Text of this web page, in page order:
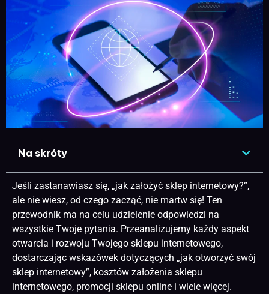
Na skróty
Jeśli zastanawiasz się, „jak założyć sklep internetowy?”,
ale nie wiesz, od czego zacząć, nie martw się! Ten
przewodnik ma na celu udzielenie odpowiedzi na
wszystkie Twoje pytania. Przeanalizujemy każdy aspekt
otwarcia i rozwoju Twojego sklepu internetowego,
dostarczając wskazówek dotyczących „jak otworzyć swój
sklep internetowy”, kosztów założenia sklepu
internetowego, promocji sklepu online i wiele więcej.